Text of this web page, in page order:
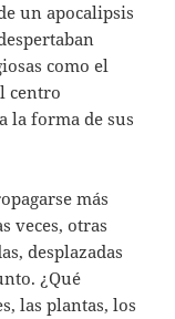
un apocalipsis
como el
centro
la forma de sus
más
veces, otras
desplazadas
¿Qué
las plantas, los